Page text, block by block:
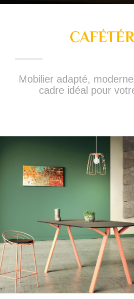
Mobilier adapté,
cadre idéal pour